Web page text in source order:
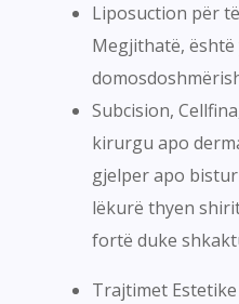
Liposuction për
Megjithatë,
Subcision,
kirurgu apo
gjelper apo
lëkurë thyen
fortë duke
Trajtimet